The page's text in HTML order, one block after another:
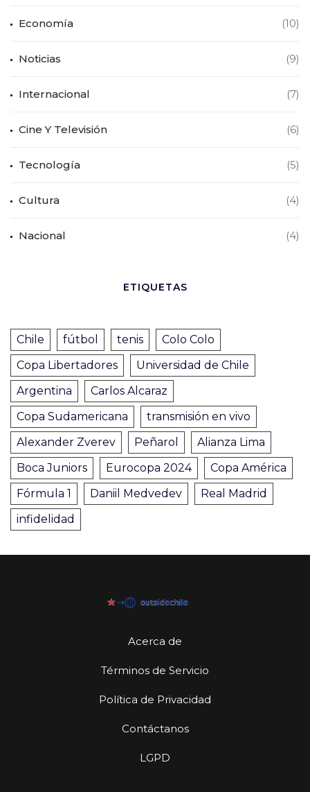
Economía (10)
Noticias (9)
Internacional (7)
Cine Y Televisión (6)
Tecnología (5)
Cultura (4)
Nacional (4)
ETIQUETAS
Chile fútbol tenis
Colo Colo
Copa Libertadores
Universidad de Chile
Argentina
Carlos Alcaraz
Copa Sudamericana
transmisión en vivo
Alexander Zverev
Peñarol
Alianza Lima
Boca Juniors
Eurocopa 2024
Copa América
Fórmula 1
Daniil Medvedev
Real Madrid
infidelidad
Acerca de
Términos de Servicio
Política de Privacidad
Contáctanos
LGPD